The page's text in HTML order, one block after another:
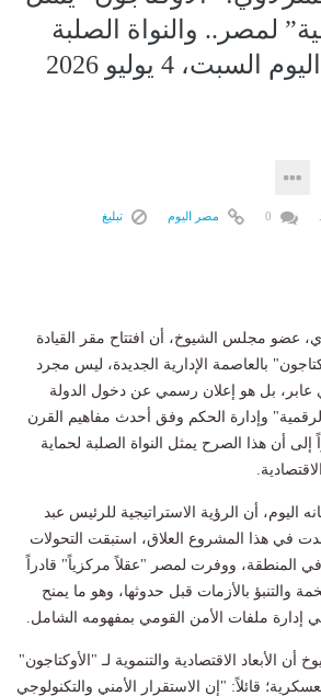
لمصر.. والنواة الصلبة
لحماية الأمن...اليوم السبت، 4 يوليو 2026
مصر اليوم تبليغ
عضو مجلس الشيوخ، أن افتتاح مقر القيادة
بالعاصمة الإدارية الجديدة، ليس مجرد
بل هو إعلان رسمي عن دخول الدولة
وإدارة الحكم وفق أحدث مفاهيم القرن
أن هذا الصرح يمثل النواة الصلبة لحماية
اليوم، أن الرؤية الاستراتيجية للرئيس عبد
في هذا المشروع العلاق، استبقت التحولات
المنطقة، ووفرت لمصر "عقلاً مركزياً" قادراً
والتنبؤ بالأزمات قبل حدوثها، وهو ما يمنح
إدارة ملفات الأمن القومي بمفهومه الشامل.
الأبعاد الاقتصادية والتنموية لـ "الأوكتاجون"
قائلاً: "إن الاستقرار الأمني والتكنولوجي